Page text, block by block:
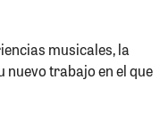
musicales, la
nuevo trabajo en el que